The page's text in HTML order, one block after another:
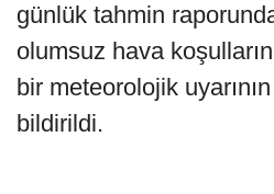
günlük tahmin
olumsuz hava
bir meteorolojik uyarının
bildirildi.